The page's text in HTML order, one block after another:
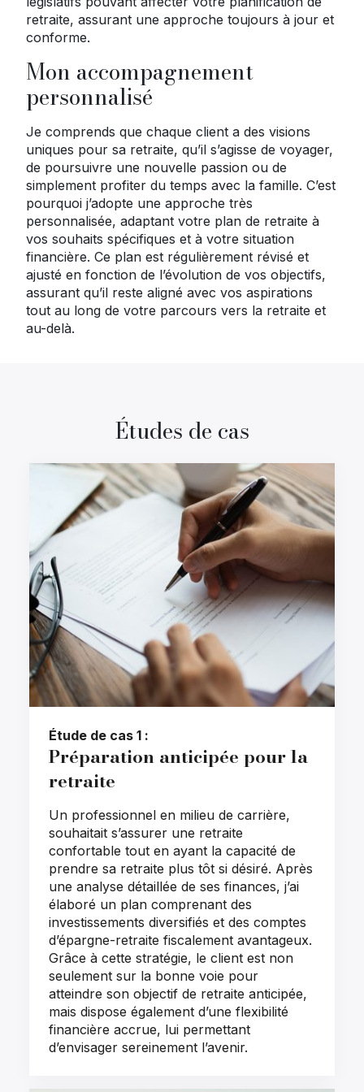
retraite, assurant une approche toujours à jour et
conforme.
Mon accompagnement
personnalisé
Je comprends que chaque client a des visions
uniques pour sa retraite, qu’il s’agisse de voyager,
de poursuivre une nouvelle passion ou de
simplement profiter du temps avec la famille. C’est
pourquoi j’adopte une approche très
personnalisée, adaptant votre plan de retraite à
vos souhaits spécifiques et à votre situation
financière. Ce plan est régulièrement révisé et
ajusté en fonction de l’évolution de vos objectifs,
assurant qu’il reste aligné avec vos aspirations
tout au long de votre parcours vers la retraite et
au-delà.
Études de cas
Étude de cas 1 :
Préparation anticipée pour la
retraite
Un professionnel en milieu de carrière,
souhaitait s’assurer une retraite
confortable tout en ayant la capacité de
prendre sa retraite plus tôt si désiré. Après
une analyse détaillée de ses finances, j’ai
élaboré un plan comprenant des
investissements diversifiés et des comptes
d’épargne-retraite fiscalement avantageux.
Grâce à cette stratégie, le client est non
seulement sur la bonne voie pour
atteindre son objectif de retraite anticipée,
mais dispose également d’une flexibilité
financière accrue, lui permettant
d’envisager sereinement l’avenir.